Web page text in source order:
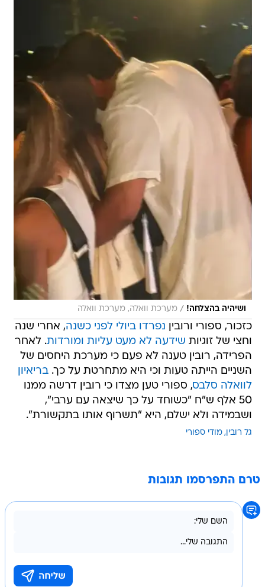
ושיהיה בהצלחה! / מערכת וואלה, מערכת וואלה
כזכור, ספורי ורובין נפרדו ביולי לפני כשנה, אחרי שנה
וחצי של זוגיות שידעה לא מעט עליות ומורדות. לאחר
הפרידה, רובין טענה לא פעם כי מערכת היחסים של
השניים הייתה טעות וכי היא מתחרטת על כך.בריאיון
לוואלה סלבס, ספורי טען מצדו כי רובין דרשה ממנו
50 אלף ש"ח "כשוחד על כך שיצאה עם ערבי",
ושבמידה ולא ישלם, היא "תשרוף אותו בתקשורת".
גל רובין מודי ספורי
טרם התפרסמו תגובות